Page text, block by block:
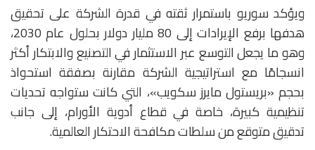
ويؤكد سوريو باستمرار ثقته في قدرة الشركة على تحقيق
هدفها برفع الإيرادات إلى 80 مليار دولار بحلول عام 2030،
وهو ما يجعل التوسع عبر الاستثمار في التصنيع والابتكار أكثر
انسجامًا مع استراتيجية الشركة مقارنة بصفقة استحواذ
بحجم «بريستول مايرز سكويب»، التي كانت ستواجه تحديات
تنظيمية كبيرة، خاصة في قطاع أدوية الأورام، إلى جانب
تدقيق متوقع من سلطات مكافحة الاحتكار العالمية.